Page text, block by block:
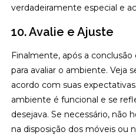
verdadeiramente especial e
10. Avalie e Ajuste
Finalmente, após a
para avaliar o ambiente. Veja
acordo com suas
ambiente é funcional e se
desejava. Se necessário, não
na disposição dos móveis ou